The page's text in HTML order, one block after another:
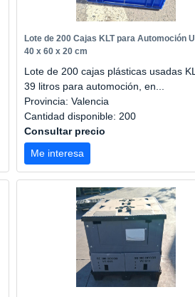
Lote de 200 Cajas KLT para Automoción
40 x 60 x 20 cm
Lote de 200 cajas plásticas usadas
39 litros para automoción, en...
Provincia: Valencia
Cantidad disponible: 200
Consultar precio
Me interesa